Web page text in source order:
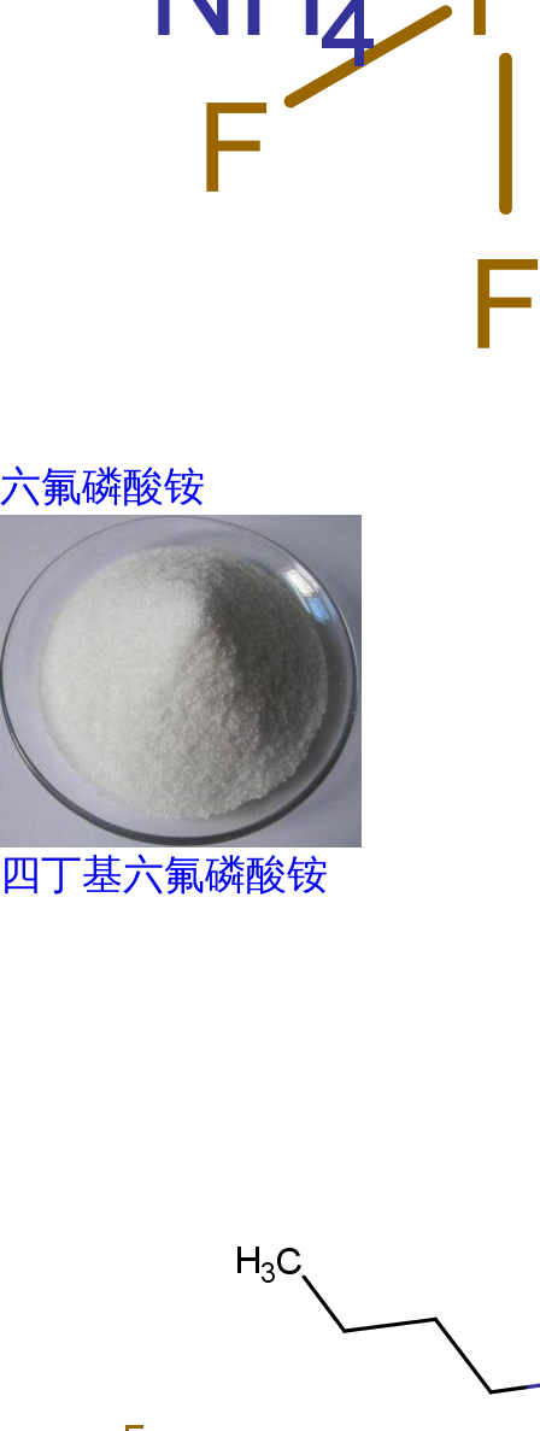
六氟磷酸铵
四丁基六氟磷酸铵